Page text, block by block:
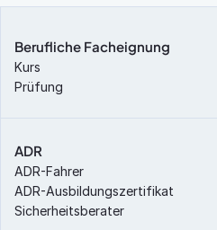
Berufliche Facheignung
Kurs
Prüfung
ADR
ADR-Fahrer
ADR-Ausbildungszertifikat
Sicherheitsberater